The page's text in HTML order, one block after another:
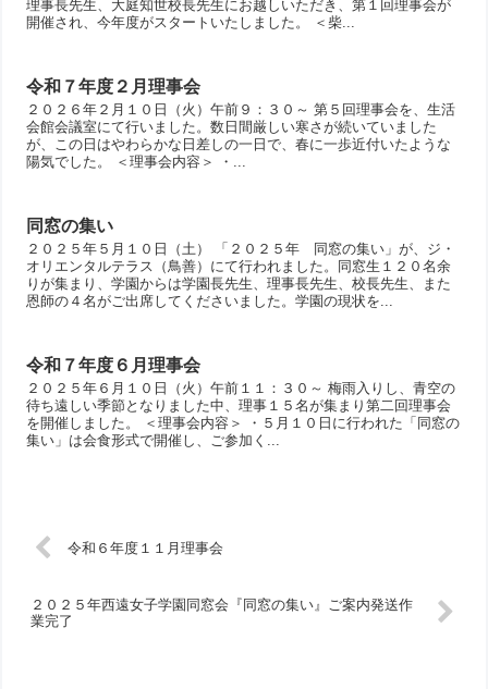
理事長先生、大庭知世校長先生にお越しいただき、第１回理事会が
開催され、今年度がスタートいたしました。 ＜柴...
令和７年度２月理事会
２０２６年２月１０日（火）午前９：３０～ 第５回理事会を、生活
会館会議室にて行いました。数日間厳しい寒さが続いていました
が、この日はやわらかな日差しの一日で、春に一歩近付いたような
陽気でした。 ＜理事会内容＞ ・...
同窓の集い
２０２５年５月１０日（土） 「２０２５年 同窓の集い」が、ジ・
オリエンタルテラス（鳥善）にて行われました。同窓生１２０名余
りが集まり、学園からは学園長先生、理事長先生、校長先生、また
恩師の４名がご出席してくださいました。学園の現状を...
令和７年度６月理事会
２０２５年６月１０日（火）午前１１：３０～ 梅雨入りし、青空の
待ち遠しい季節となりました中、理事１５名が集まり第二回理事会
を開催しました。 ＜理事会内容＞ ・５月１０日に行われた「同窓の
集い」は会食形式で開催し、ご参加く...
令和６年度１１月理事会
２０２５年西遠女子学園同窓会『同窓の集い』ご案内発送作
業完了